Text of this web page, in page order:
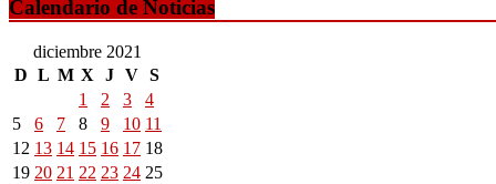
Calendario de Noticias
diciembre 2021
D L M X J V S
1
2 3
4
5
6 7 8 9 10 11
12 13 14 15 16 17 18
19 20 21 22 23 24 25